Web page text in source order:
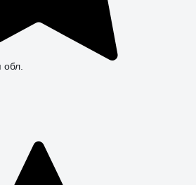
обл.